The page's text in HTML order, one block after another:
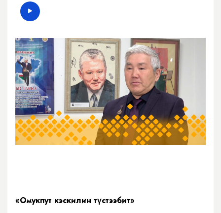
«Омукпут кэскилин түстээбит»